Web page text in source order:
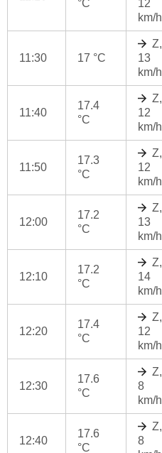
°C
12
km/h
11:30 17 °C
Z,
13
km/h
11:40
17.4
°C
Z,
12
km/h
11:50
17.3
°C
Z,
12
km/h
12:00
17.2
°C
Z,
13
km/h
12:10
17.2
°C
Z,
14
km/h
12:20
17.4
°C
Z,
12
km/h
12:30
17.6
°C
Z,
8
km/h
12:40
17.6
°C
Z,
8